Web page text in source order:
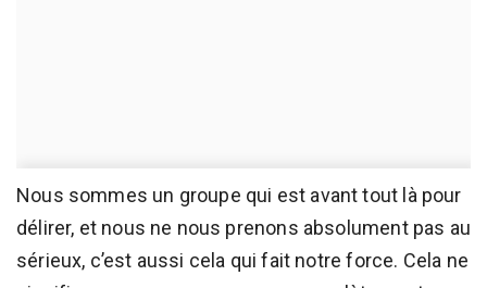
Nous sommes un groupe qui est avant tout là pour
délirer, et nous ne nous prenons absolument pas au
sérieux, c’est aussi cela qui fait notre force. Cela ne